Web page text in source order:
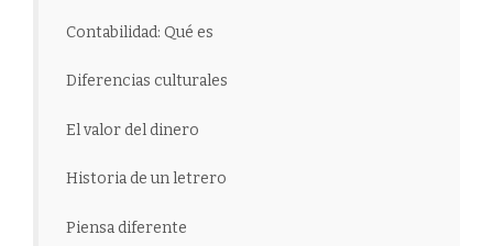
Contabilidad: Qué es
Diferencias culturales
El valor del dinero
Historia de un letrero
Piensa diferente